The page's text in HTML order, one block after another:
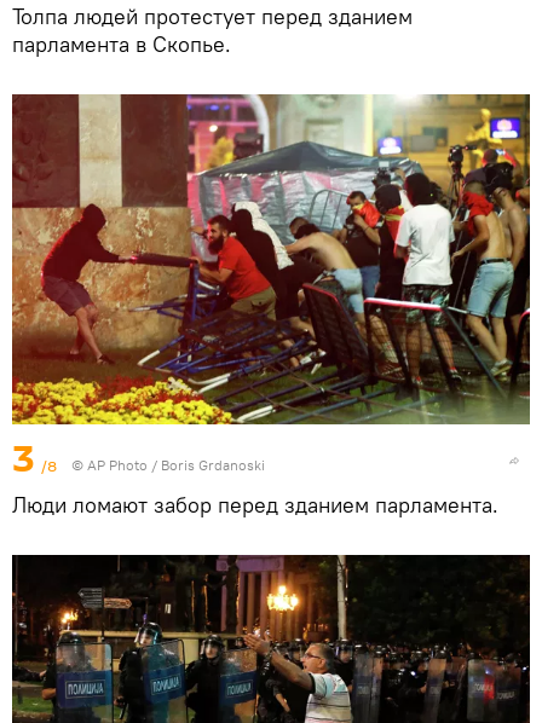
Толпа людей протестует перед зданием
парламента в Скопье.
3 /8 © AP Photo / Boris Grdanoski
Люди ломают забор перед зданием парламента.